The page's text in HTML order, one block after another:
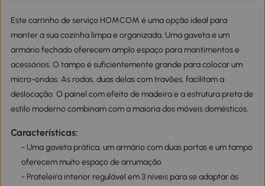
Este carrinho de serviço HOMCOM é uma opção ideal para
manter a sua cozinha limpa e organizada. Uma gaveta e um
armário fechado oferecem amplo espaço para mantimentos e
acessórios. O tampo é suficientemente grande para colocar um
micro-ondas. As rodas, duas delas com travões, facilitam a
deslocação. O painel com efeito de madeira e a estrutura preta de
estilo moderno combinam com a maioria dos móveis domésticos.
Características:
- Uma gaveta prática, um armário com duas portas e um tampo
oferecem muito espaço de arrumação
- Prateleira interior regulável em 3 níveis para se adaptar às